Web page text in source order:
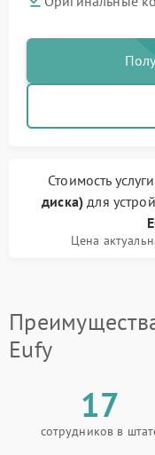
Стоимость услуги
диска) для
Цена
Eufy
17
сотрудников в